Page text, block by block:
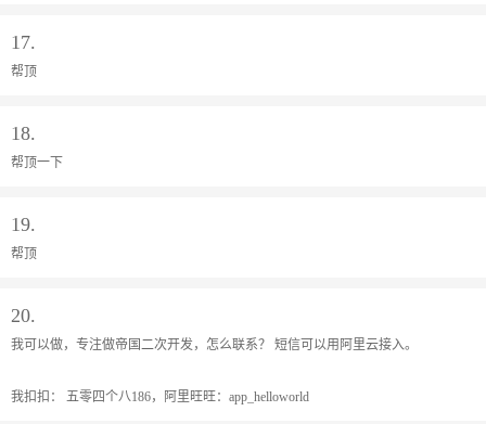
17.
帮顶
18.
帮顶一下
19.
帮顶
20.
我可以做，专注做帝国二次开发，怎么联系？ 短信可以用阿里云接入。
我扣扣： 五零四个八186，阿里旺旺：app_helloworld